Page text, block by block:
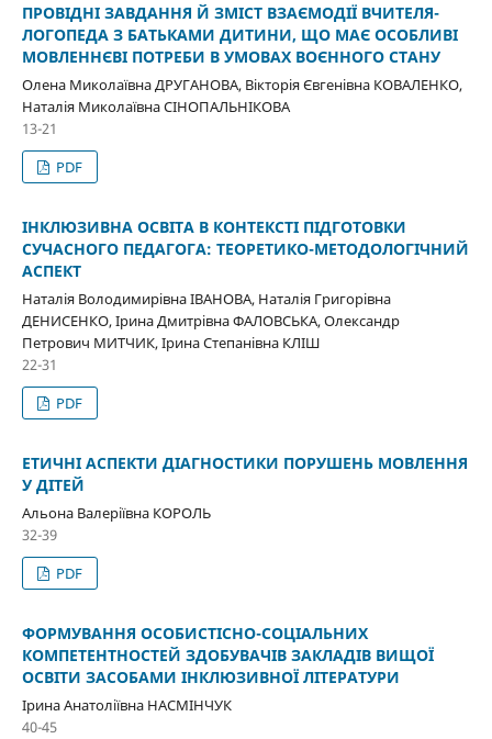
ПРОВІДНІ ЗАВДАННЯ Й ЗМІСТ ВЗАЄМОДІЇ ВЧИТЕЛЯ-
ЛОГОПЕДА З БАТЬКАМИ ДИТИНИ, ЩО МАЄ ОСОБЛИВІ
МОВЛЕННЄВІ ПОТРЕБИ В УМОВАХ ВОЄННОГО СТАНУ
Олена Миколаївна ДРУГАНОВА, Вікторія Євгенівна КОВАЛЕНКО,
Наталія Миколаївна СІНОПАЛЬНІКОВА
13-21
PDF
ІНКЛЮЗИВНА ОСВІТА В КОНТЕКСТІ ПІДГОТОВКИ
СУЧАСНОГО ПЕДАГОГА: ТЕОРЕТИКО-МЕТОДОЛОГІЧНИЙ
АСПЕКТ
Наталія Володимирівна ІВАНОВА, Наталія Григорівна
ДЕНИСЕНКО, Ірина Дмитрівна ФАЛОВСЬКА, Олександр
Петрович МИТЧИК, Ірина Степанівна КЛІШ
22-31
PDF
ЕТИЧНІ АСПЕКТИ ДІАГНОСТИКИ ПОРУШЕНЬ МОВЛЕННЯ
У ДІТЕЙ
Альона Валеріївна КОРОЛЬ
32-39
PDF
ФОРМУВАННЯ ОСОБИСТІСНО-СОЦІАЛЬНИХ
КОМПЕТЕНТНОСТЕЙ ЗДОБУВАЧІВ ЗАКЛАДІВ ВИЩОЇ
ОСВІТИ ЗАСОБАМИ ІНКЛЮЗИВНОЇ ЛІТЕРАТУРИ
Ірина Анатоліївна НАСМІНЧУК
40-45